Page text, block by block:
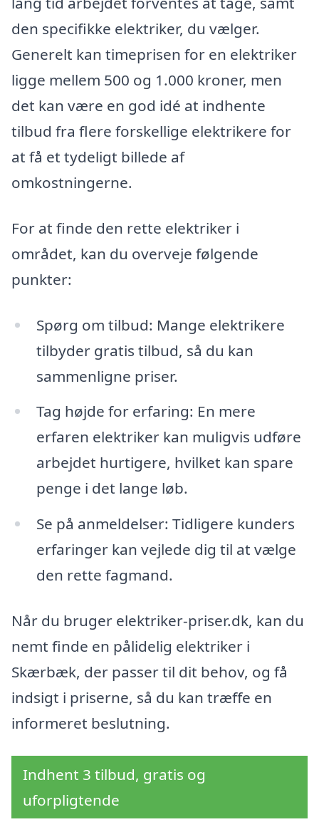
den specifikke elektriker, du vælger.
Generelt kan timeprisen for en elektriker
ligge mellem 500 og 1.000 kroner, men
det kan være en god idé at indhente
tilbud fra flere forskellige elektrikere for
at få et tydeligt billede af
omkostningerne.
For at finde den rette elektriker i
området, kan du overveje følgende
punkter:
Spørg om tilbud: Mange elektrikere
tilbyder gratis tilbud, så du kan
sammenligne priser.
Tag højde for erfaring: En mere
erfaren elektriker kan muligvis udføre
arbejdet hurtigere, hvilket kan spare
penge i det lange løb.
Se på anmeldelser: Tidligere kunders
erfaringer kan vejlede dig til at vælge
den rette fagmand.
Når du bruger elektriker-priser.dk, kan du
nemt finde en pålidelig elektriker i
Skærbæk, der passer til dit behov, og få
indsigt i priserne, så du kan træffe en
informeret beslutning.
Indhent 3 tilbud, gratis og
uforpligtende